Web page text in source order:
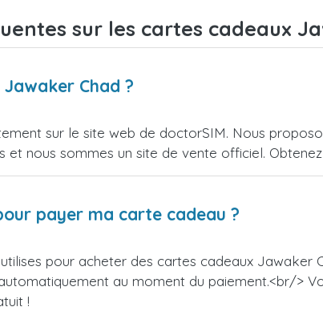
sur les cartes cadeaux
Chad ?
sur le site web de doctorSIM. Nous
et nous sommes un site de vente officiel.
payer ma carte cadeau ?
pour acheter des cartes cadeaux Jawaker
au moment du paiement.<br/>
!